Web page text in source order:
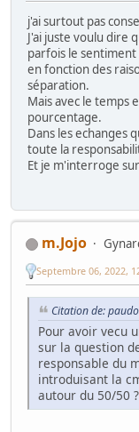
j'ai surtout pas
J'ai juste voulu dire
parfois le sentiment
en fonction des
séparation.
Mais avec le temps
pourcentage.
Dans les echanges
toute la
Et je m'interroge
m.Jojo
Septembre 06, 2022,
Citation de:
Pour avoir vecu
sur la question
responsable du
introduisant la
autour du 50/50 ?